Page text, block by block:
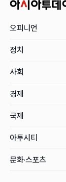
오피니언
정치
사회
경제
국제
아투시티
문화·스포츠